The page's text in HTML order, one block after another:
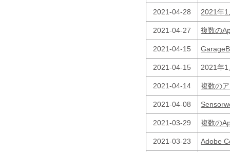
2021-04-28 2021年
2021-04-27 複数の
2021-04-15
2021-04-15 2021年
2021-04-14 複数の
2021-04-08
2021-03-29 複数の
2021-03-23 Adobe